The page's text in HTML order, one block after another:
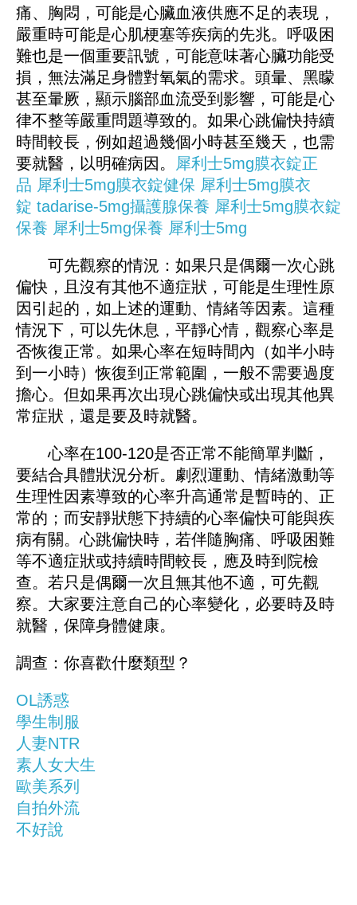
痛、胸悶，可能是心臟血液供應不足的表現，
嚴重時可能是心肌梗塞等疾病的先兆。呼吸困
難也是一個重要訊號，可能意味著心臟功能受
損，無法滿足身體對氧氣的需求。頭暈、黑矇
甚至暈厥，顯示腦部血流受到影響，可能是心
律不整等嚴重問題導致的。如果心跳偏快持續
時間較長，例如超過幾個小時甚至幾天，也需
要就醫，以明確病因。
犀利士5mg膜衣錠正
品 犀利士5mg膜衣錠健保 犀利士5mg膜衣
錠 tadarise-5mg攝護腺保養 犀利士5mg膜衣錠
保養 犀利士5mg保養 犀利士5mg
可先觀察的情況：如果只是偶爾一次心跳
偏快，且沒有其他不適症狀，可能是生理性原
因引起的，如上述的運動、情緒等因素。這種
情況下，可以先休息，平靜心情，觀察心率是
否恢復正常。如果心率在短時間內（如半小時
到一小時）恢復到正常範圍，一般不需要過度
擔心。但如果再次出現心跳偏快或出現其他異
常症狀，還是要及時就醫。
心率在100-120是否正常不能簡單判斷，
要結合具體狀況分析。劇烈運動、情緒激動等
生理性因素導致的心率升高通常是暫時的、正
常的；而安靜狀態下持續的心率偏快可能與疾
病有關。心跳偏快時，若伴隨胸痛、呼吸困難
等不適症狀或持續時間較長，應及時到院檢
查。若只是偶爾一次且無其他不適，可先觀
察。大家要注意自己的心率變化，必要時及時
就醫，保障身體健康。
調查：你喜歡什麼類型？
OL誘惑
學生制服
人妻NTR
素人女大生
歐美系列
自拍外流
不好說